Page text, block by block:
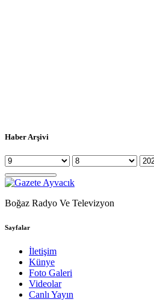
Haber Arşivi
Boğaz Radyo Ve Televizyon
Sayfalar
İletişim
Künye
Foto Galeri
Videolar
Canlı Yayın